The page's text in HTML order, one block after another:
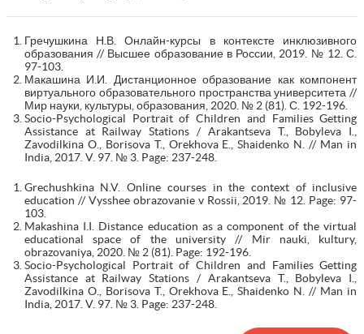
Гречушкина Н.В. Онлайн-курсы в контексте инклюзивного
образования // Высшее образование в России, 2019. № 12. С.
97-103.
Макашина И.И. Дистанционное образование как компонент
виртуального образовательного пространства университета //
Мир науки, культуры, образования, 2020. № 2 (81). С. 192-196.
Socio-Psychological Portrait of Children and Families Getting
Assistance at Railway Stations / Arakantseva T., Bobyleva I.,
Zavodilkina O., Borisova T., Orekhova E., Shaidenko N. // Man in
India, 2017. V. 97. № 3. Page: 237-248.
Grechushkina N.V. Online courses in the context of inclusive
education // Vysshee obrazovanie v Rossii, 2019. № 12. Page: 97-
103.
Makashina I.I. Distance education as a component of the virtual
educational space of the university // Mir nauki, kultury,
obrazovaniya, 2020. № 2 (81). Page: 192-196.
Socio-Psychological Portrait of Children and Families Getting
Assistance at Railway Stations / Arakantseva T., Bobyleva I.,
Zavodilkina O., Borisova T., Orekhova E., Shaidenko N. // Man in
India, 2017. V. 97. № 3. Page: 237-248.